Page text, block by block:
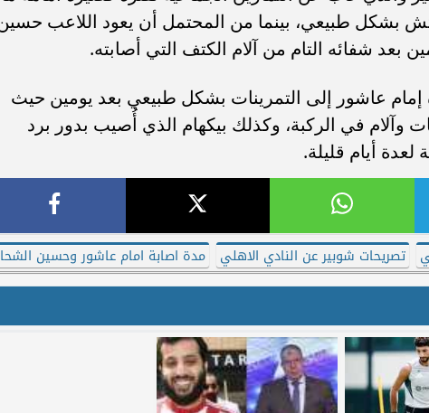
التتش بشكل طبيعي، بينما من المحتمل أن يعود اللاعب
بعد شفائه التام من آلام الكتف التي أصابته.
عاشور إلى التمرينات بشكل طبيعي بعد يومين حيث
وآلام في الركبة، وكذلك بيكهام الذي أُصيب بدور برد
أيام قليلة.
تصريحات شوبير عن النادي الاهلي مدة اصابة امام عاشور وحسين